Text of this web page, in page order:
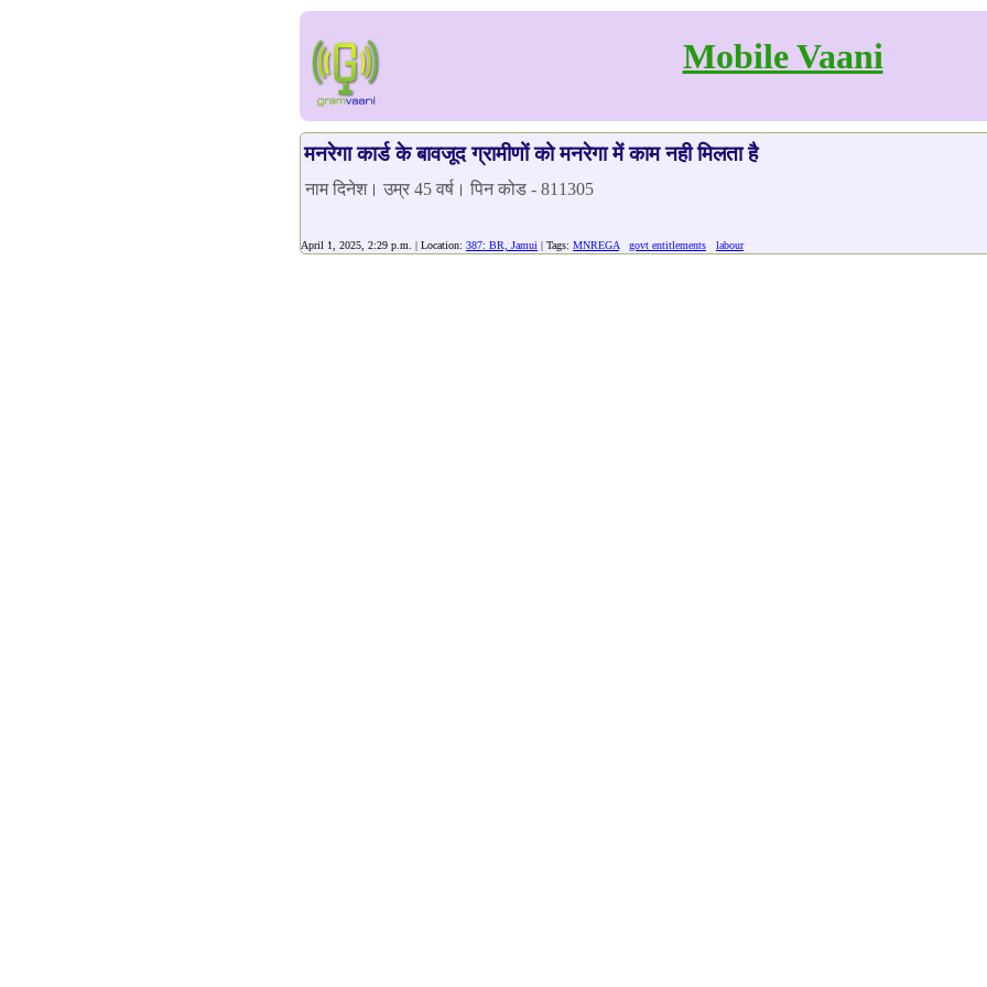
Mobile Vaani
मनरेगा कार्ड के बावजूद ग्रामीणों को मनरेगा में काम नही मिलता है
नाम दिनेश। उम्र 45 वर्ष। पिन कोड - 811305
April 1, 2025, 2:29 p.m. | Location: 387: BR, Jamui | Tags: MNREGA govt entitlements labour